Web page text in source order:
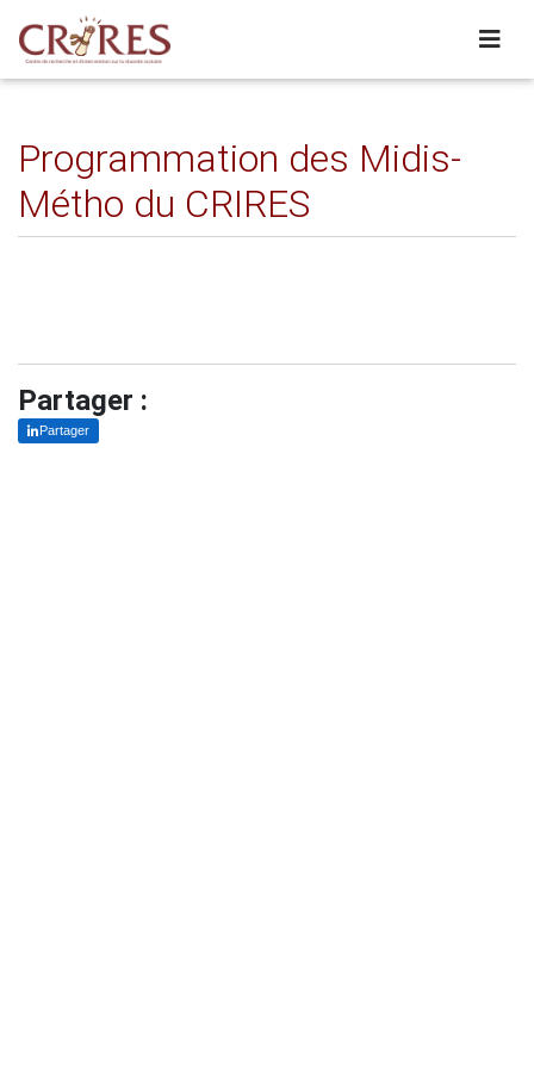
Programmation des Midis-
Métho du CRIRES
Partager :
Partager